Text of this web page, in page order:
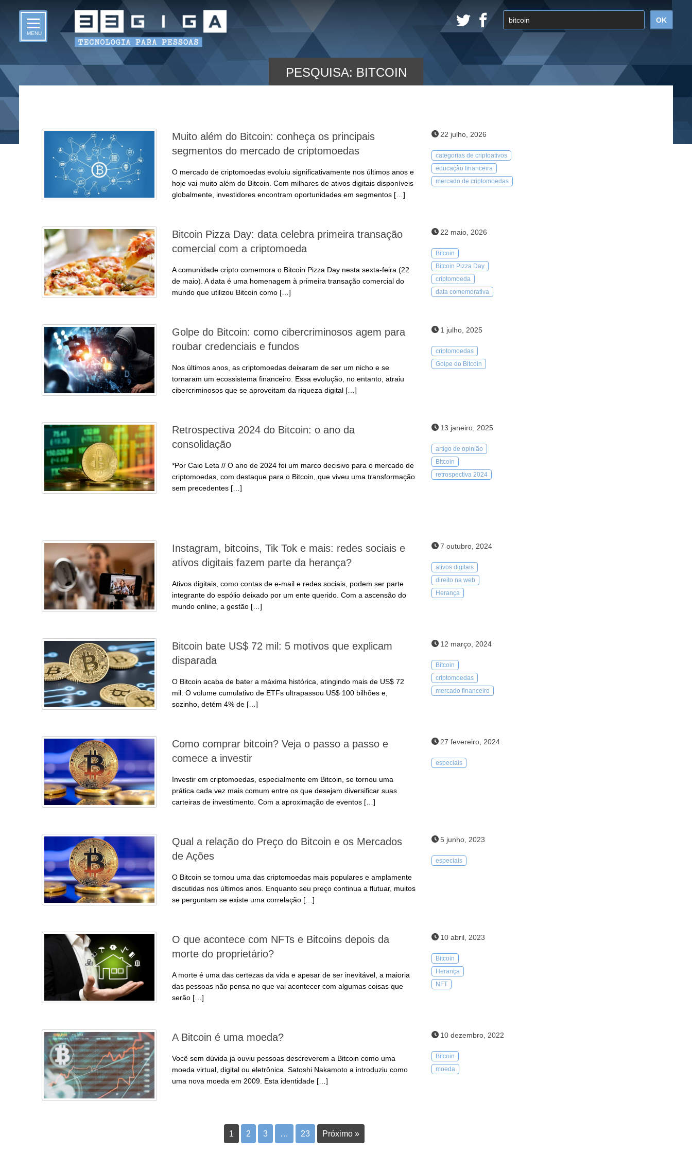
MENU
PESQUISA: BITCOIN
Muito além do Bitcoin: conheça os principais
segmentos do mercado de criptomoedas
O mercado de criptomoedas evoluiu significativamente nos últimos anos e
hoje vai muito além do Bitcoin. Com milhares de ativos digitais disponíveis
globalmente, investidores encontram oportunidades em segmentos […]
22 julho, 2026
categorias de criptoativos
educação financeira
mercado de criptomoedas
Bitcoin Pizza Day: data celebra primeira transação
comercial com a criptomoeda
A comunidade cripto comemora o Bitcoin Pizza Day nesta sexta-feira (22
de maio). A data é uma homenagem à primeira transação comercial do
mundo que utilizou Bitcoin como […]
22 maio, 2026
Bitcoin
Bitcoin Pizza Day
criptomoeda
data comemorativa
Golpe do Bitcoin: como cibercriminosos agem para
roubar credenciais e fundos
Nos últimos anos, as criptomoedas deixaram de ser um nicho e se
tornaram um ecossistema financeiro. Essa evolução, no entanto, atraiu
cibercriminosos que se aproveitam da riqueza digital […]
1 julho, 2025
criptomoedas
Golpe do Bitcoin
Retrospectiva 2024 do Bitcoin: o ano da
consolidação
*Por Caio Leta // O ano de 2024 foi um marco decisivo para o mercado de
criptomoedas, com destaque para o Bitcoin, que viveu uma transformação
sem precedentes […]
13 janeiro, 2025
artigo de opinião
Bitcoin
retrospectiva 2024
Instagram, bitcoins, Tik Tok e mais: redes sociais e
ativos digitais fazem parte da herança?
Ativos digitais, como contas de e-mail e redes sociais, podem ser parte
integrante do espólio deixado por um ente querido. Com a ascensão do
mundo online, a gestão […]
7 outubro, 2024
ativos digitais
direito na web
Herança
Bitcoin bate US$ 72 mil: 5 motivos que explicam
disparada
O Bitcoin acaba de bater a máxima histórica, atingindo mais de US$ 72
mil. O volume cumulativo de ETFs ultrapassou US$ 100 bilhões e,
sozinho, detém 4% de […]
12 março, 2024
Bitcoin
criptomoedas
mercado financeiro
Como comprar bitcoin? Veja o passo a passo e
comece a investir
Investir em criptomoedas, especialmente em Bitcoin, se tornou uma
prática cada vez mais comum entre os que desejam diversificar suas
carteiras de investimento. Com a aproximação de eventos […]
27 fevereiro, 2024
especiais
Qual a relação do Preço do Bitcoin e os Mercados
de Ações
O Bitcoin se tornou uma das criptomoedas mais populares e amplamente
discutidas nos últimos anos. Enquanto seu preço continua a flutuar, muitos
se perguntam se existe uma correlação […]
5 junho, 2023
especiais
O que acontece com NFTs e Bitcoins depois da
morte do proprietário?
A morte é uma das certezas da vida e apesar de ser inevitável, a maioria
das pessoas não pensa no que vai acontecer com algumas coisas que
serão […]
10 abril, 2023
Bitcoin
Herança
NFT
A Bitcoin é uma moeda?
Você sem dúvida já ouviu pessoas descreverem a Bitcoin como uma
moeda virtual, digital ou eletrônica. Satoshi Nakamoto a introduziu como
uma nova moeda em 2009. Esta identidade […]
10 dezembro, 2022
Bitcoin
moeda
1 2 3 … 23 Próximo »